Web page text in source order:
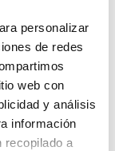
personalizar
de redes
web con
y análisis
información
recopilado a